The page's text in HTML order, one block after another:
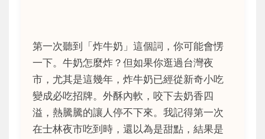
第一次聽到「炸牛奶」這個詞，你可能會愣
一下。牛奶怎麼炸？但如果你逛過台灣夜
市，尤其是這幾年，炸牛奶已經從新奇小吃
變成必吃招牌。外酥內軟，咬下去奶香四
溢，熱騰騰的讓人停不下來。我記得第一次
在士林夜市吃到時，還以為是甜點，結果是